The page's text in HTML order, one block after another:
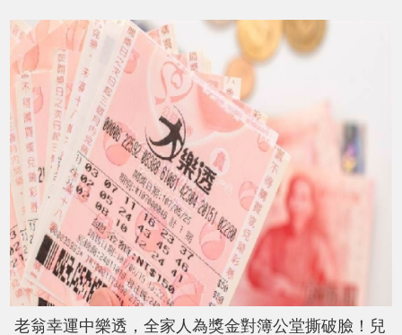
老翁幸運中樂透，全家人為獎金對簿公堂撕破臉！兒